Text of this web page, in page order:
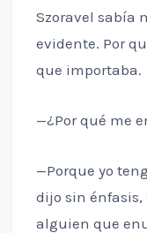
Szoravel sabía
evidente. Por
que importaba.
—¿Por qué me
—Porque yo
dijo sin
alguien que